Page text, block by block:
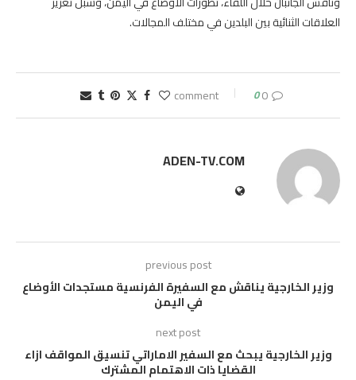
العلاقات الثنائية بين البلدين في مختلف المجالات.
0 comment
0
ADEN-TV.COM
previous post
وزير الخارجية يناقش مع السفيرة الفرنسية مستجدات الأوضاع
في اليمن
next post
وزير الخارجية يبحث مع السفير الاماراتي تنسيق المواقف ازاء
القضايا ذات الاهتمام المشترك